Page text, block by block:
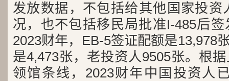
发放数据，不包括给其他国家投资
况，也不包括移民局批准I-485后
2023财年，EB-5签证配额是13,978
是4,473张，老投资人9505张。根
领馆条线，2023财年中国投资人